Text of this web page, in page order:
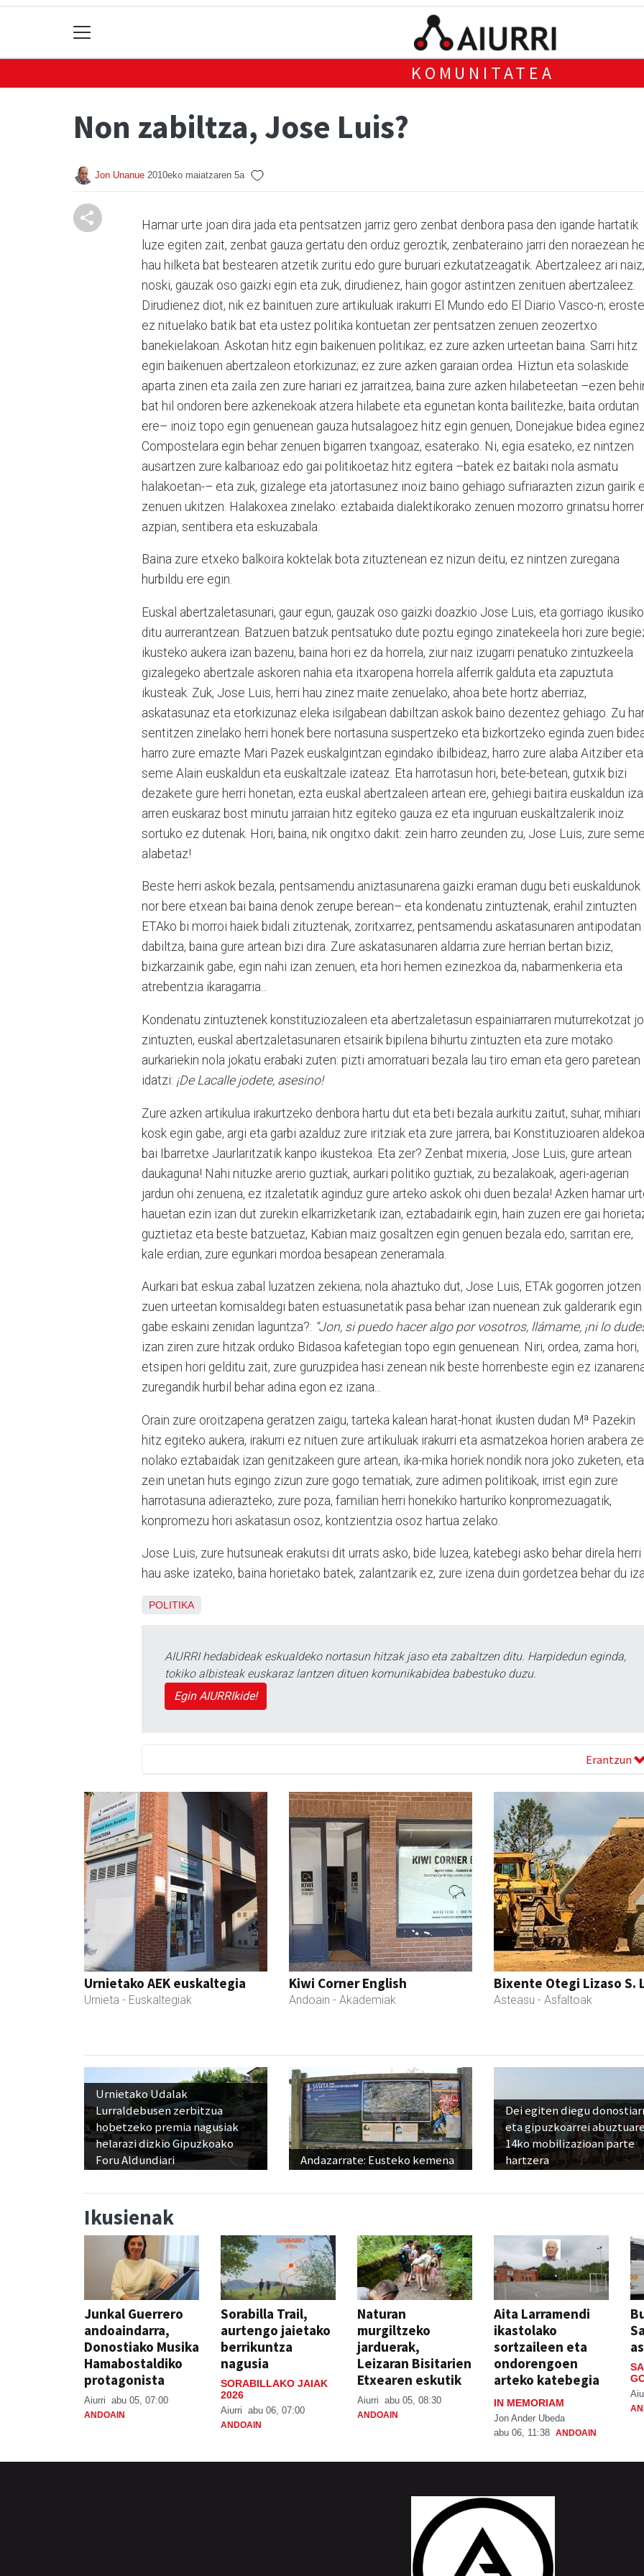
KOMUNITATEA
Non zabiltza, Jose Luis?
Jon Unanue 2010eko maiatzaren 5a
Hamar urte joan dira jada eta pentsatzen jarriz gero zenbat denbora pasa den igande hartatik
luze egiten zait, zenbat gauza gertatu den orduz geroztik, zenbateraino jarri den noraezean
hau hilketa bat bestearen atzetik zuritu edo gure buruari ezkutatzeagatik. Abertzaleez ari naiz,
noski, gauzak oso gaizki egin eta zuk, dirudienez, hain gogor astintzen zenituen abertzaleez.
Dirudienez diot, nik ez bainituen zure artikuluak irakurri El Mundo edo El Diario Vasco-n;
ez nituelako batik bat eta ustez politika kontuetan zer pentsatzen zenuen zeozertxo
banekielakoan. Askotan hitz egin baikenuen politikaz; ez zure azken urteetan baina. Sarri hitz
egin baikenuen abertzaleon etorkizunaz; ez zure azken garaian ordea. Hiztun eta solaskide
aparta zinen eta zaila zen zure hariari ez jarraitzea, baina zure azken hilabeteetan –ezen
bat hil ondoren bere azkenekoak atzera hilabete eta egunetan konta bailitezke, baita ordutan
ere– inoiz topo egin genuenean gauza hutsalagoez hitz egin genuen, Donejakue bidea eginez
Compostelara egin behar zenuen bigarren txangoaz, esaterako. Ni, egia esateko, ez nintzen
ausartzen zure kalbarioaz edo gai politikoetaz hitz egitera –batek ez baitaki nola asmatu
halakoetan-– eta zuk, gizalege eta jatortasunez inoiz baino gehiago sufriarazten zizun gairik
zenuen ukitzen. Halakoxea zinelako: eztabaida dialektikorako zenuen mozorro grinatsu
azpian, sentibera eta eskuzabala.
Baina zure etxeko balkoira koktelak bota zituztenean ez nizun deitu, ez nintzen zuregana
hurbildu ere egin.
Euskal abertzaletasunari, gaur egun, gauzak oso gaizki doazkio Jose Luis, eta gorriago ikusiko
ditu aurrerantzean. Batzuen batzuk pentsatuko dute poztu egingo zinatekeela hori zure
ikusteko aukera izan bazenu, baina hori ez da horrela, ziur naiz izugarri penatuko zintuzkeela
gizalegeko abertzale askoren nahia eta itxaropena horrela alferrik galduta eta zapuztuta
ikusteak. Zuk, Jose Luis, herri hau zinez maite zenuelako, ahoa bete hortz aberriaz,
askatasunaz eta etorkizunaz eleka isilgabean dabiltzan askok baino dezentez gehiago. Zu
sentitzen zinelako herri honek bere nortasuna suspertzeko eta bizkortzeko eginda zuen
harro zure emazte Mari Pazek euskalgintzan egindako ibilbideaz, harro zure alaba Aitziber eta
seme Alain euskaldun eta euskaltzale izateaz. Eta harrotasun hori, bete-betean, gutxik bizi
dezakete gure herri honetan, ezta euskal abertzaleen artean ere, gehiegi baitira euskaldun
arren euskaraz bost minutu jarraian hitz egiteko gauza ez eta inguruan euskaltzalerik inoiz
sortuko ez dutenak. Hori, baina, nik ongitxo dakit: zein harro zeunden zu, Jose Luis, zure
alabetaz!
Beste herri askok bezala, pentsamendu aniztasunarena gaizki eraman dugu beti euskaldunok
nor bere etxean bai baina denok zerupe berean– eta kondenatu zintuztenak, erahil zintuzten
ETAko bi morroi haiek bidali zituztenak, zoritxarrez, pentsamendu askatasunaren antipodatan
dabiltza, baina gure artean bizi dira. Zure askatasunaren aldarria zure herrian bertan biziz,
bizkarzainik gabe, egin nahi izan zenuen, eta hori hemen ezinezkoa da, nabarmenkeria eta
atrebentzia ikaragarria...
Kondenatu zintuztenek konstituziozaleen eta abertzaletasun espainiarraren muturrekotzat jo
zintuzten, euskal abertzaletasunaren etsairik bipilena bihurtu zintuzten eta zure motako
aurkariekin nola jokatu erabaki zuten: pizti amorratuari bezala lau tiro eman eta gero paretean
idatzi: ¡De Lacalle jodete, asesino!
Zure azken artikulua irakurtzeko denbora hartu dut eta beti bezala aurkitu zaitut, suhar, mihiari
kosk egin gabe, argi eta garbi azalduz zure iritziak eta zure jarrera, bai Konstituzioaren aldekoa
bai Ibarretxe Jaurlaritzatik kanpo ikustekoa. Eta zer? Zenbat mixeria, Jose Luis, gure artean
daukaguna! Nahi nituzke arerio guztiak, aurkari politiko guztiak, zu bezalakoak, ageri-agerian
jardun ohi zenuena, ez itzaletatik aginduz gure arteko askok ohi duen bezala! Azken hamar
hauetan ezin izan dut zurekin elkarrizketarik izan, eztabadairik egin, hain zuzen ere gai
guztietaz eta beste batzuetaz, Kabian maiz gosaltzen egin genuen bezala edo, sarritan ere,
kale erdian, zure egunkari mordoa besapean zeneramala.
Aurkari bat eskua zabal luzatzen zekiena; nola ahaztuko dut, Jose Luis, ETAk gogorren jotzen
zuen urteetan komisaldegi baten estuasunetatik pasa behar izan nuenean zuk galderarik egin
gabe eskaini zenidan laguntza?: “Jon, si puedo hacer algo por vosotros, llámame, ¡ni lo
izan ziren zure hitzak orduko Bidasoa kafetegian topo egin genuenean. Niri, ordea, zama hori,
etsipen hori gelditu zait, zure guruzpidea hasi zenean nik beste horrenbeste egin ez
zuregandik hurbil behar adina egon ez izana...
Orain zure oroitzapena geratzen zaigu, tarteka kalean harat-honat ikusten dudan Mª Pazekin
hitz egiteko aukera, irakurri ez nituen zure artikuluak irakurri eta asmatzekoa horien arabera
nolako eztabaidak izan genitzakeen gure artean, ika-mika horiek nondik nora joko zuketen, eta
zein unetan huts egingo zizun zure gogo tematiak, zure adimen politikoak, irrist egin zure
harrotasuna adierazteko, zure poza, familian herri honekiko harturiko konpromezuagatik,
konpromezu hori askatasun osoz, kontzientzia osoz hartua zelako.
Jose Luis, zure hutsuneak erakutsi dit urrats asko, bide luzea, katebegi asko behar direla herri
hau aske izateko, baina horietako batek, zalantzarik ez, zure izena duin gordetzea behar du
POLITIKA
AIURRI hedabideak eskualdeko nortasun hitzak jaso eta zabaltzen ditu. Harpidedun eginda,
tokiko albisteak euskaraz lantzen dituen komunikabidea babestuko duzu.
Egin AIURRIkide!
Erantzun
Urnietako AEK euskaltegia
Urnieta - Euskaltegiak
Kiwi Corner English
Andoain - Akademiak
Bixente Otegi Lizaso S.
Asteasu - Asfaltoak
Urnietako Udalak
Lurraldebusen zerbitzua
hobetzeko premia nagusiak
helarazi dizkio Gipuzkoako
Foru Aldundiari
Andazarrate: Eusteko kemena
Dei egiten diegu
eta gipuzkoarrei
14ko mobilizazioan parte
hartzera
Ikusienak
Junkal Guerrero
andoaindarra,
Donostiako Musika
Hamabostaldiko
protagonista
Aiurri abu 05, 07:00
ANDOAIN
Sorabilla Trail,
aurtengo jaietako
berrikuntza
nagusia
SORABILLAKO JAIAK
2026
Aiurri abu 06, 07:00
ANDOAIN
Naturan
murgiltzeko
jarduerak,
Leizaran Bisitarien
Etxearen eskutik
Aiurri abu 05, 08:30
ANDOAIN
Aita Larramendi
ikastolako
sortzaileen eta
ondorengoen
arteko katebegia
IN MEMORIAM
Jon Ander Ubeda
abu 06, 11:38 ANDOAIN